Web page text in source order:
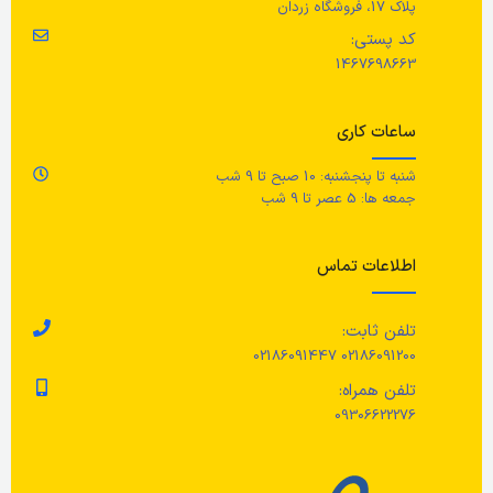
جنس براکت نصب
جنس نگهدارنده حباب
جنس حباب
شیشه با رنگ مات
پلاک 17، فروشگاه زردان
کد پستی:
1467698663
ساعات کاری
شنبه تا پنجشنبه: 10 صبح تا 9 شب
جمعه ها: 5 عصر تا 9 شب
اطلاعات تماس
تلفن ثابت:
02186091200 02186091447
تلفن همراه:
09306622276